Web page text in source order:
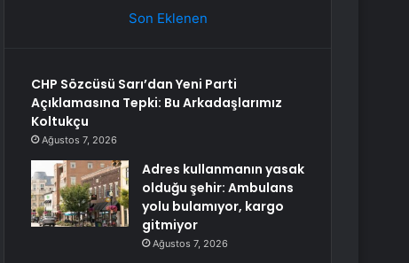
Son Eklenen
CHP Sözcüsü Sarı’dan Yeni Parti
Açıklamasına Tepki: Bu Arkadaşlarımız
Koltukçu
Ağustos 7, 2026
Adres kullanmanın yasak
olduğu şehir: Ambulans
yolu bulamıyor, kargo
gitmiyor
Ağustos 7, 2026